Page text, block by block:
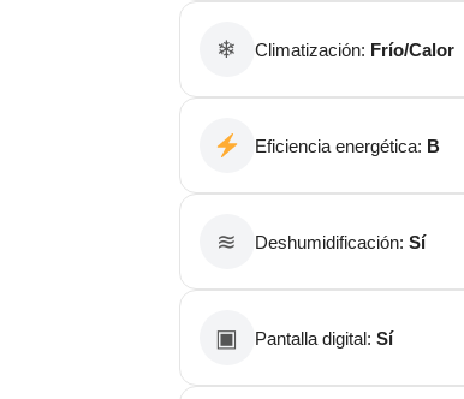
❄ Climatización: Frío/Calor
Eficiencia energética: B
≋ Deshumidificación: Sí
▣ Pantalla digital: Sí